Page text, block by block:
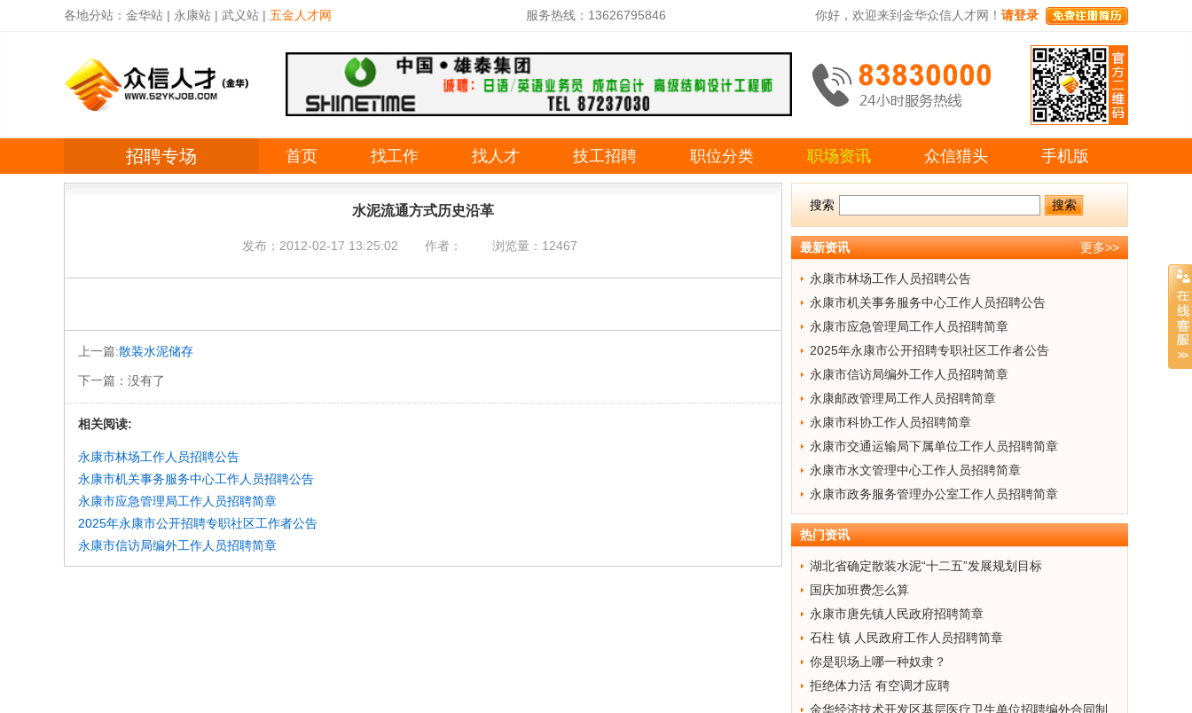
各地分站： 金华站 | 永康站 | 武义站 | 五金人才网 服务热线：13626795846 你好，欢迎来到金华众信人才网！ 请登录
招聘专场 首页 找工作 找人才 技工招聘 职位分类 职场资讯 众信猎头 手机版
水泥流通方式历史沿革
发布：2012-02-17 13:25:02 作者： 浏览量：12467
上一篇:散装水泥储存
下一篇： 没有了
相关阅读:
永康市林场工作人员招聘公告
永康市机关事务服务中心工作人员招聘公告
永康市应急管理局工作人员招聘简章
2025年永康市公开招聘专职社区工作者公告
永康市信访局编外工作人员招聘简章
搜索
最新资讯 更多>>
永康市林场工作人员招聘公告
永康市机关事务服务中心工作人员招聘公告
永康市应急管理局工作人员招聘简章
2025年永康市公开招聘专职社区工作者公告
永康市信访局编外工作人员招聘简章
永康邮政管理局工作人员招聘简章
永康市科协工作人员招聘简章
永康市交通运输局下属单位工作人员招聘简章
永康市水文管理中心工作人员招聘简章
永康市政务服务管理办公室工作人员招聘简章
热门资讯
湖北省确定散装水泥“十二五”发展规划目标
国庆加班费怎么算
永康市唐先镇人民政府招聘简章
石柱 镇 人民政府工作人员招聘简章
你是职场上哪一种奴隶？
拒绝体力活 有空调才应聘
金华经济技术开发区基层医疗卫生单位招聘编外合同制